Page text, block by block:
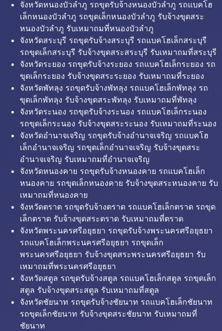
จังหวัดหนองบัวลำภู รถขุดรับจ้างหนองบัวลำภู รถแบคโฮ
เล็กหนองบัวลำภู รถขุดเล็กหนองบัวลำภู รับจ้างขุดสระ
หนองบัวลำภู รับเหมาถมที่หนองบัวลำภู
จังหวัดสระบุรี รถขุดรับจ้างสระบุรี รถแบคโฮเล็กสระบุรี
รถขุดเล็กสระบุรี รับจ้างขุดสระสระบุรี รับเหมาถมที่สระบุรี
จังหวัดระยอง รถขุดรับจ้างระยอง รถแบคโฮเล็กระยอง รถ
ขุดเล็กระยอง รับจ้างขุดสระระยอง รับเหมาถมที่ระยอง
จังหวัดพัทลุง รถขุดรับจ้างพัทลุง รถแบคโฮเล็กพัทลุง รถ
ขุดเล็กพัทลุง รับจ้างขุดสระพัทลุง รับเหมาถมที่พัทลุง
จังหวัดระนอง รถขุดรับจ้างระนอง รถแบคโฮเล็กระนอง
รถขุดเล็กระนอง รับจ้างขุดสระระนอง รับเหมาถมที่ระนอง
จังหวัดอำนาจเจริญ รถขุดรับจ้างอำนาจเจริญ รถแบคโฮ
เล็กอำนาจเจริญ รถขุดเล็กอำนาจเจริญ รับจ้างขุดสระ
อำนาจเจริญ รับเหมาถมที่อำนาจเจริญ
จังหวัดหนองคาย รถขุดรับจ้างหนองคาย รถแบคโฮเล็ก
หนองคาย รถขุดเล็กหนองคาย รับจ้างขุดสระหนองคาย รับ
เหมาถมที่หนองคาย
จังหวัดตราด รถขุดรับจ้างตราด รถแบคโฮเล็กตราด รถขุด
เล็กตราด รับจ้างขุดสระตราด รับเหมาถมที่ตราด
จังหวัดพระนครศรีอยุธยา รถขุดรับจ้างพระนครศรีอยุธยา
รถแบคโฮเล็กพระนครศรีอยุธยา รถขุดเล็ก
พระนครศรีอยุธยา รับจ้างขุดสระพระนครศรีอยุธยา รับ
เหมาถมที่พระนครศรีอยุธยา
จังหวัดสตูล รถขุดรับจ้างสตูล รถแบคโฮเล็กสตูล รถขุดเล็ก
สตูล รับจ้างขุดสระสตูล รับเหมาถมที่สตูล
จังหวัดชัยนาท รถขุดรับจ้างชัยนาท รถแบคโฮเล็กชัยนาท
รถขุดเล็กชัยนาท รับจ้างขุดสระชัยนาท รับเหมาถมที่
ชัยนาท